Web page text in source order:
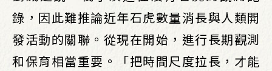
錄，因此難推論近年石虎數量消長與人類開
發活動的關聯。從現在開始，進行長期觀測
和保育相當重要。「把時間尺度拉長，才能